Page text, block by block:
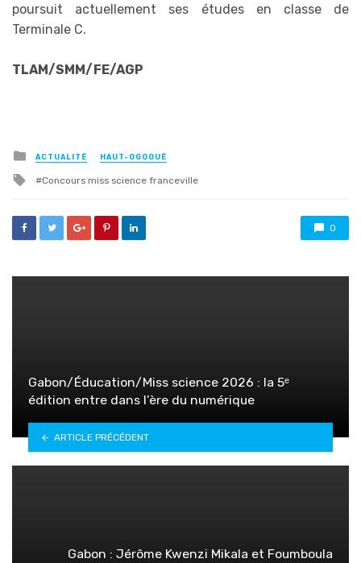
poursuit actuellement ses études en classe de
Terminale C.
TLAM/SMM/FE/AGP
Posted
in
ACTUALITÉ HAUT-OGOOUÉ
Tagged
Concours miss science franceville
0
Gabon/Éducation/Miss science 2026 : la 5ᵉ
édition entre dans l’ère du numérique
ARTICLE PRÉCÉDENT
Gabon : Jérôme Kwenzi Mikala et Foumboula